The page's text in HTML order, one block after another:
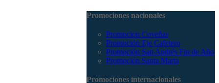
Promociones nacionales
Promocion Coveñas
Promoción Eje Cafetero
Promoción San Andrés Fin de Año
Promoción Santa Marta
Promociones internacionales